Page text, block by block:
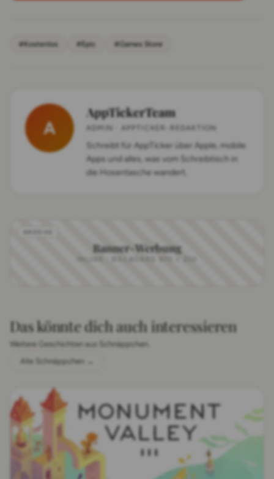
#Kostenlos #Epic #Games Store
A
AppTickerTeam
Schreibt für AppTicker über Apple, mobile
Apps und alles, was vom Schreibtisch in
die Hosentasche wandert.
Banner-Werbung
Das könnte dich auch interessieren
Weitere Geschichten aus Schnäppchen.
Alle Schnäppchen →